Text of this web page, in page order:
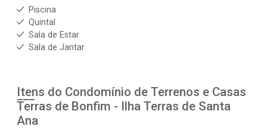
Piscina
Quintal
Sala de Estar
Sala de Jantar
Itens do Condomínio de Terrenos e Casas
Terras de Bonfim - Ilha Terras de Santa
Ana